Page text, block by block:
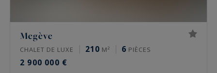
Megève
CHALET DE LUXE 210 M² 6 PIÈCES
2 900 000 €